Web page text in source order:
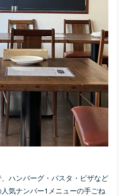
ハンバーグ・パスタ・ピザなど
気ナンバー1メニューの手ごね